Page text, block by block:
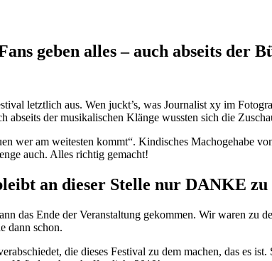
geben alles – auch abseits der
letztlich aus. Wen juckt’s, was Journalist xy im
der musikalischen Klänge wussten sich die
wer am weitesten kommt“. Kindisches Machogehabe
auch. Alles richtig gemacht!
an dieser Stelle nur DANKE zu
das Ende der Veranstaltung gekommen. Wir waren zu
dann schon.
die dieses Festival zu dem machen, das es